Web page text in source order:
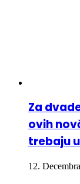
Za
ovih
trebaju
12.